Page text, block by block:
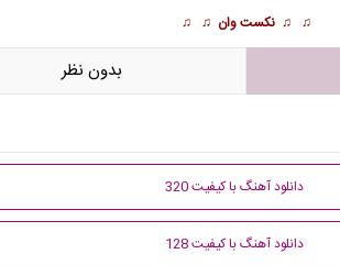
♫ ♫ نکست وان ♫ ♫
بدون نظر
دانلود آهنگ با کیفیت 320
دانلود آهنگ با کیفیت 128